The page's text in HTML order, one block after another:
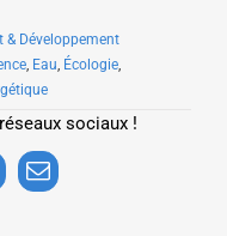
& Développement
Eau Écologie
sociaux !
Email